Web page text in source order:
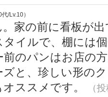
/Lv.10）
家の前に看板が
タイルで、棚には
のパンはお店の
と、珍しい形の
ススメです。
（